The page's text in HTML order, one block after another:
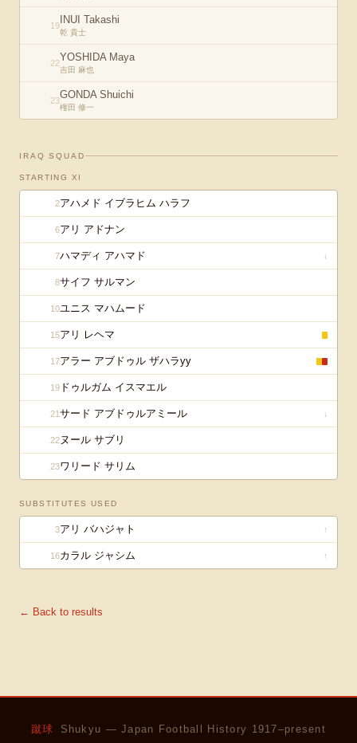
19 INUI Takashi
乾 貴士
22YOSHIDA Maya
吉田 麻也
23GONDA Shuichi
権田 修一
IRAQ SQUAD
STARTING XI
2アハメド イブラヒム ハラフ
6アリ アドナン
7ハマディ アハマド ↓
8サイフ サルマン
10ユニス マハムード
15アリ レヘマ
17アラー アブドゥル ザハラyy
19 ドゥルガム イスマエル
21サード アブドゥルアミール ↓
22ヌール サブリ
23ワリード サリム
SUBSTITUTES USED
3アリ バハジャト ↑
16カラル ジャシム ↑
← Back to results
蹴球 Shukyu — Japan Football History 1917–present